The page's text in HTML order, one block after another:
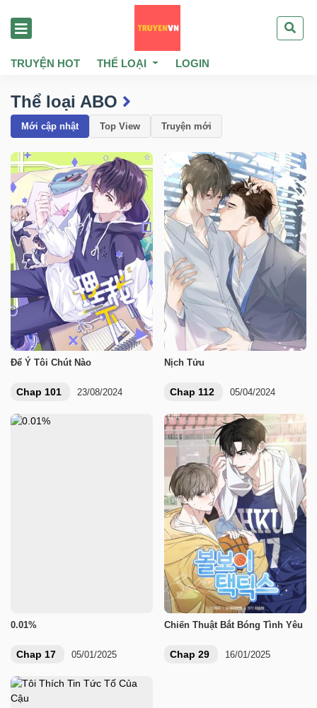
TRUYỆN HOT THỂ LOẠI LOGIN
Thể loại ABO
Mới cập nhật Top View Truyện mới
Để Ý Tôi Chút Nào
Chap 101 23/08/2024
Nịch Tửu
Chap 112 05/04/2024
0.01%
Chap 17 05/01/2025
Chiến Thuật Bắt Bóng Tình Yêu
Chap 29 16/01/2025